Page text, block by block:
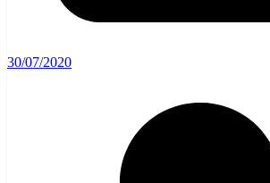
30/07/2020